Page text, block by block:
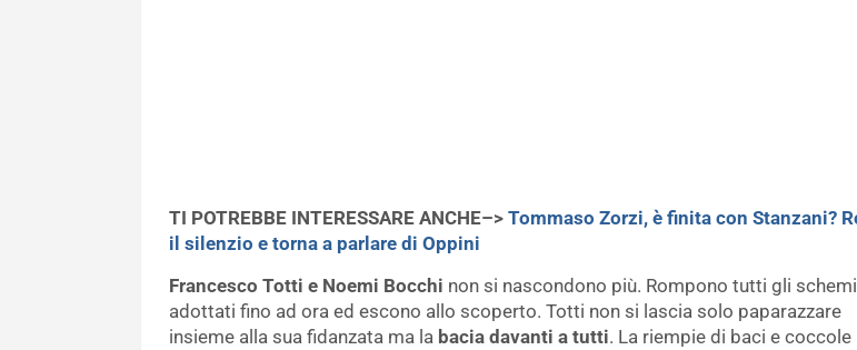
TI POTREBBE INTERESSARE ANCHE–> Tommaso Zorzi, è finita con Stanzani?
il silenzio e torna a parlare di Oppini
Francesco Totti e Noemi Bocchi non si nascondono più. Rompono tutti gli schemi
adottati fino ad ora ed escono allo scoperto. Totti non si lascia solo paparazzare
insieme alla sua fidanzata ma la bacia davanti a tutti. La riempie di baci e coccole